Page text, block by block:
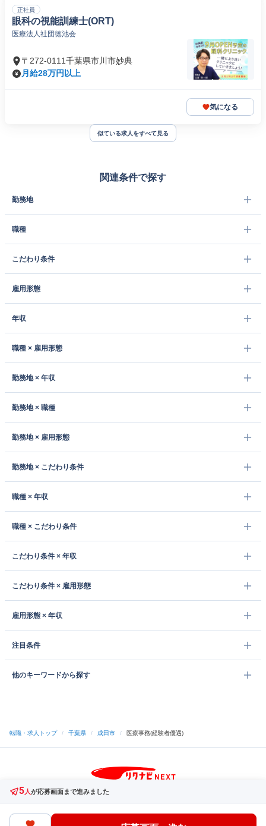
正社員
眼科の視能訓練士(ORT)
医療法人社団徳池会
〒272-0111千葉県市川市妙典
月給28万円以上
気になる
似ている求人をすべて見る
関連条件で探す
勤務地
職種
こだわり条件
雇用形態
年収
職種 × 雇用形態
勤務地 × 年収
勤務地 × 職種
勤務地 × 雇用形態
勤務地 × こだわり条件
職種 × 年収
職種 × こだわり条件
こだわり条件 × 年収
こだわり条件 × 雇用形態
雇用形態 × 年収
注目条件
他のキーワードから探す
5人が応募画面まで進みました
転職・求人トップ / 千葉県 / 成田市 / 医療事務(経験者優遇)
中途採用をご検討の企業様